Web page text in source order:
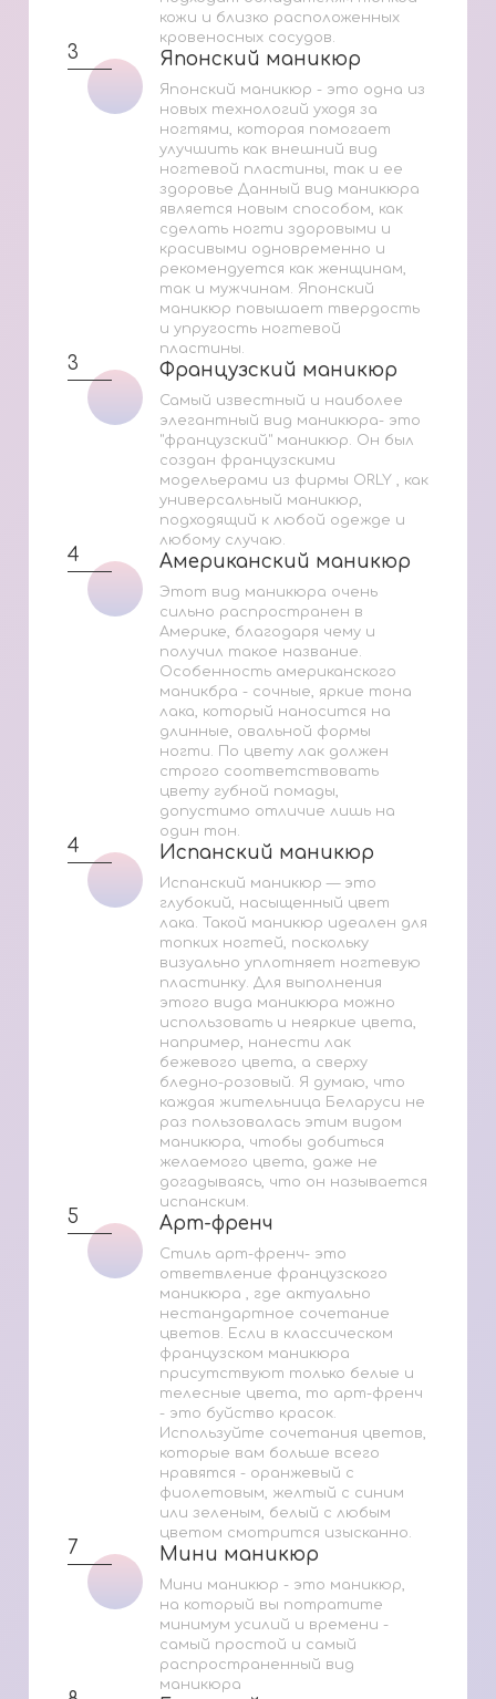
кожи и близко расположенных
кровеносных сосудов.
3 Японский маникюр
Японский маникюр
Японский маникюр - это одна из
новых технологий уходя за
ногтями, которая помогает
улучшить как внешний вид
ногтевой пластины, так и ее
здоровье Данный вид маникюра
является новым способом, как
сделать ногти здоровыми и
красивыми одновременно и
рекомендуется как женщинам,
так и мужчинам. Японский
маникюр повышает твердость
и упругость ногтевой
пластины.
3 Французский маникюр
Французский маникюр
Самый известный и наиболее
элегантный вид маникюра- это
"французский" маникюр. Он был
создан французскими
модельерами из фирмы ORLY , как
универсальный маникюр,
подходящий к любой одежде и
любому случаю.
4 Американский маникюр
Американский маникюр
Этот вид маникюра очень
сильно распространен в
Америке, благодаря чему и
получил такое название.
Особенность американского
маникбра - сочные, яркие тона
лака, который наносится на
длинные, овальной формы
ногти. По цвету лак должен
строго соответствовать
цвету губной помады,
допустимо отличие лишь на
один тон.
4 Испанский маникюр
Испанский маникюр
Испанский маникюр — это
глубокий, насыщенный цвет
лака. Такой маникюр идеален для
топких ногтей, поскольку
визуально уплотняет ногтевую
пластинку. Для выполнения
этого вида маникюра можно
использовать и неяркие цвета,
например, нанести лак
бежевого цвета, а сверху
бледно-розовый. Я думаю, что
каждая жительница Беларуси не
раз пользовалась этим видом
маникюра, чтобы добиться
желаемого цвета, даже не
догадываясь, что он называется
испанским.
5 Арт-френч
Арт-френч
Стиль арт-френч- это
ответвление французского
маникюра , где актуально
нестандартное сочетание
цветов. Если в классическом
французском маникюра
присутствуют только белые и
телесные цвета, то арт-френч
- это буйство красок.
Используйте сочетания цветов,
которые вам больше всего
нравятся - оранжевый с
фиолетовым, желтый с синим
или зеленым, белый с любым
цветом смотрится изысканно.
7 Мини маникюр
Мини маникюр
Мини маникюр - это маникюр,
на который вы потратите
минимум усилий и времени -
самый простой и самый
распространенный вид
маникюра